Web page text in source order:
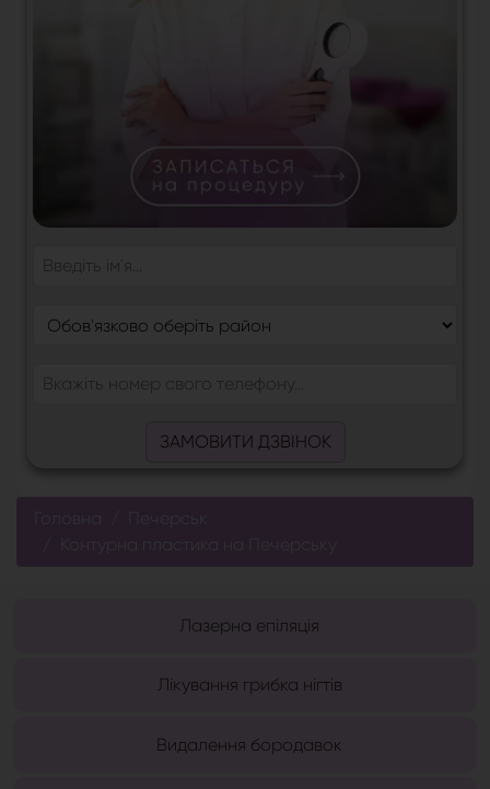
ЗАМОВИТИ ДЗВІНОК
Головна
Контурна пластика на Печерську
Лазерна епіляція
Лікування грибка нігтів
Видалення бородавок